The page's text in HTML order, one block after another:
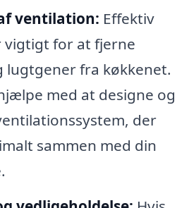
ventilation: Effektiv
for at fjerne
lugtgener fra køkkenet.
med at designe og
der
sammen med din